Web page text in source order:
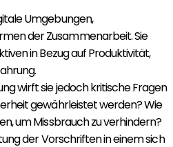
Umgebungen,
der Zusammenarbeit. Sie
in Bezug auf Produktivität,
wirft sie jedoch kritische Fragen
gewährleistet werden? Wie
um Missbrauch zu verhindern?
der Vorschriften in einem sich